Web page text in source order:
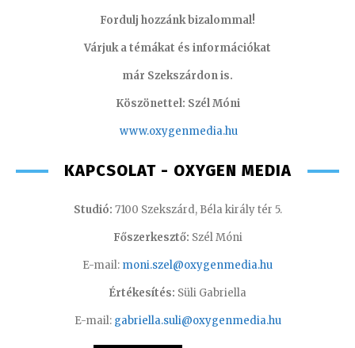
Fordulj hozzánk bizalommal!
Várjuk a témákat és információkat
már Szekszárdon is.
Köszönettel: Szél Móni
www.oxygenmedia.hu
KAPCSOLAT - OXYGEN MEDIA
Studió: 7100 Szekszárd, Béla király tér 5.
Főszerkesztő: Szél Móni
E-mail: moni.szel@oxygenmedia.hu
Értékesítés: Süli Gabriella
E-mail: gabriella.suli@oxygenmedia.hu